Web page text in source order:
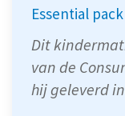
Essential
Dit
van de
hij geleverd